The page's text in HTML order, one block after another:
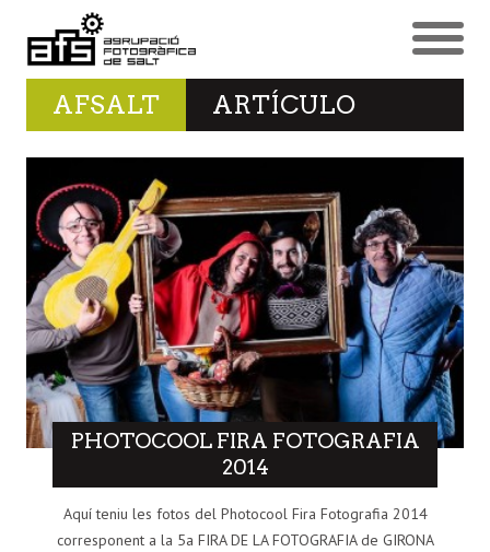
AFSALT ARTÍCULO
PHOTOCOOL FIRA FOTOGRAFIA
2014
Aquí teniu les fotos del Photocool Fira Fotografia 2014
corresponent a la 5a FIRA DE LA FOTOGRAFIA de GIRONA